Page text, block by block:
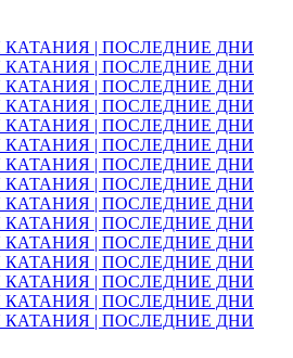
КАТАНИЯ | ПОСЛЕДНИЕ ДНИ
КАТАНИЯ | ПОСЛЕДНИЕ ДНИ
КАТАНИЯ | ПОСЛЕДНИЕ ДНИ
КАТАНИЯ | ПОСЛЕДНИЕ ДНИ
КАТАНИЯ | ПОСЛЕДНИЕ ДНИ
КАТАНИЯ | ПОСЛЕДНИЕ ДНИ
КАТАНИЯ | ПОСЛЕДНИЕ ДНИ
КАТАНИЯ | ПОСЛЕДНИЕ ДНИ
КАТАНИЯ | ПОСЛЕДНИЕ ДНИ
КАТАНИЯ | ПОСЛЕДНИЕ ДНИ
КАТАНИЯ | ПОСЛЕДНИЕ ДНИ
КАТАНИЯ | ПОСЛЕДНИЕ ДНИ
КАТАНИЯ | ПОСЛЕДНИЕ ДНИ
КАТАНИЯ | ПОСЛЕДНИЕ ДНИ
КАТАНИЯ | ПОСЛЕДНИЕ ДНИ